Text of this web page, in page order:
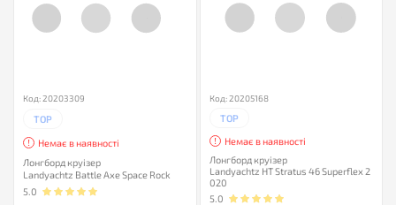
Код: 20203309
TOP
Немає в наявності
Лонгборд круізер
Landyachtz Battle Axe Space Rock
5.0
Код: 20205168
TOP
Немає в наявності
Лонгборд круізер
Landyachtz HT Stratus 46 Superflex 2
020
5.0